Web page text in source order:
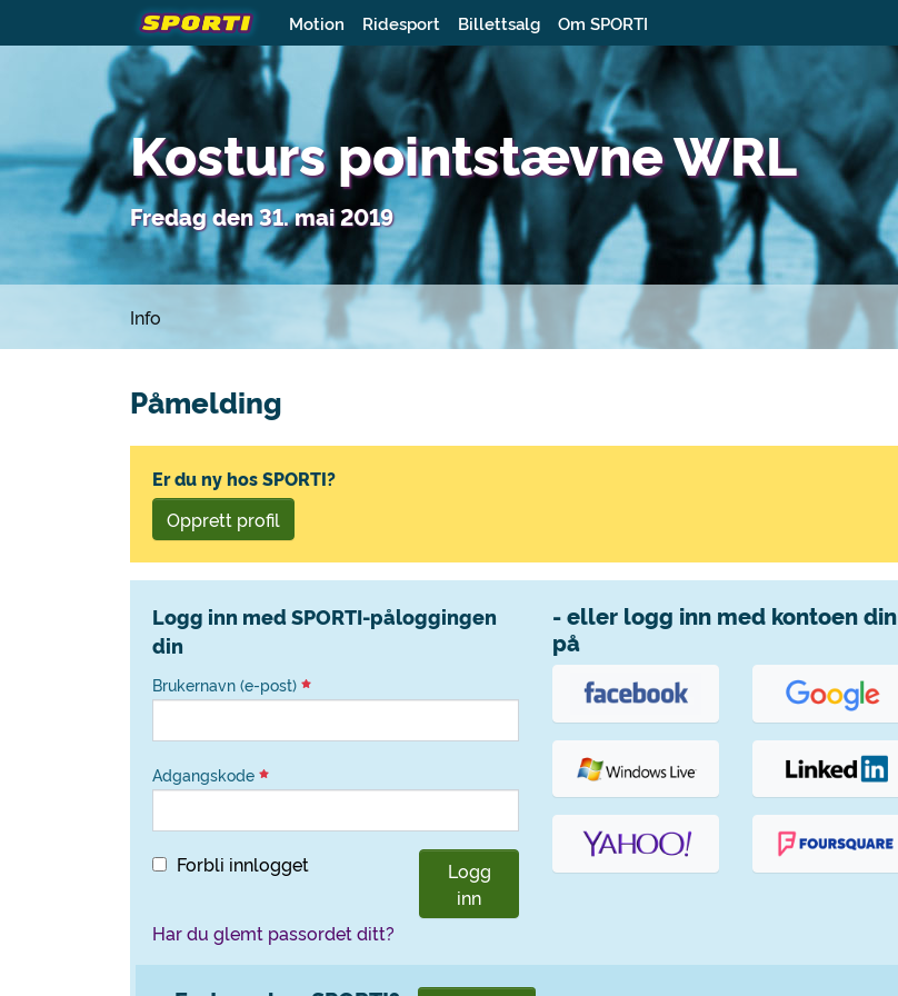
Motion Ridesport Billettsalg Om SPORTI
Kosturs pointstævne WRL
Fredag den 31. mai 2019
Info
Påmelding
Er du ny hos SPORTI?
Opprett profil
Logg inn med SPORTI-påloggingen
din
Brukernavn (e-post)
Adgangskode
Forbli innlogget
Logg
inn
Har du glemt passordet ditt?
- eller logg inn med kontoen din
på